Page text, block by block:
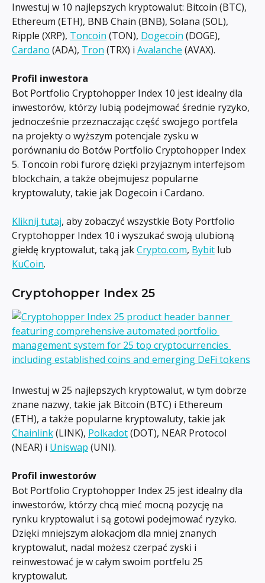
Inwestuj w 10 najlepszych kryptowalut: Bitcoin (BTC),
Ethereum (ETH), BNB Chain (BNB), Solana (SOL),
Ripple (XRP), Toncoin (TON), Dogecoin (DOGE),
Cardano (ADA), Tron (TRX) i Avalanche (AVAX).
Profil inwestora
Bot Portfolio Cryptohopper Index 10 jest idealny dla
inwestorów, którzy lubią podejmować średnie ryzyko,
jednocześnie przeznaczając część swojego portfela
na projekty o wyższym potencjale zysku w
porównaniu do Botów Portfolio Cryptohopper Index
5. Toncoin robi furorę dzięki przyjaznym interfejsom
blockchain, a także obejmujesz popularne
kryptowaluty, takie jak Dogecoin i Cardano.
Kliknij tutaj, aby zobaczyć wszystkie Boty Portfolio
Cryptohopper Index 10 i wyszukać swoją ulubioną
giełdę kryptowalut, taką jak Crypto.com, Bybit lub
KuCoin.
Cryptohopper Index 25
Inwestuj w 25 najlepszych kryptowalut, w tym dobrze
znane nazwy, takie jak Bitcoin (BTC) i Ethereum
(ETH), a także popularne kryptowaluty, takie jak
Chainlink (LINK), Polkadot (DOT), NEAR Protocol
(NEAR) i Uniswap (UNI).
Profil inwestorów
Bot Portfolio Cryptohopper Index 25 jest idealny dla
inwestorów, którzy chcą mieć mocną pozycję na
rynku kryptowalut i są gotowi podejmować ryzyko.
Dzięki mniejszym alokacjom dla mniej znanych
kryptowalut, nadal możesz czerpać zyski i
reinwestować je w całym swoim portfelu 25
kryptowalut.